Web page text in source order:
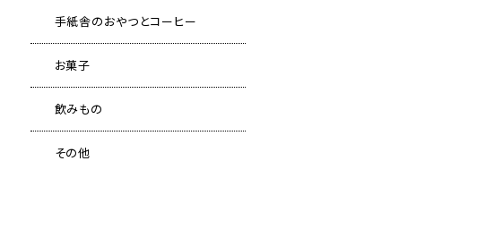
手紙舎のおやつとコーヒー
お菓子
飲みもの
その他